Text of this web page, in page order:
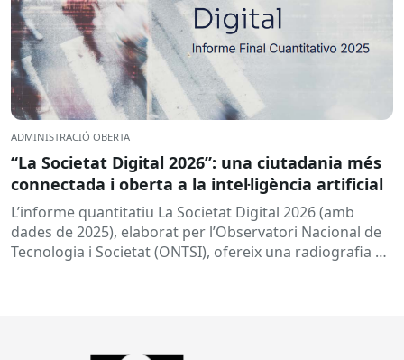
ADMINISTRACIÓ OBERTA
“La Societat Digital 2026”: una ciutadania més
connectada i oberta a la intel·ligència artificial
L’informe quantitatiu La Societat Digital 2026 (amb
dades de 2025), elaborat per l’Observatori Nacional de
Tecnologia i Societat (ONTSI), ofereix una radiografia de